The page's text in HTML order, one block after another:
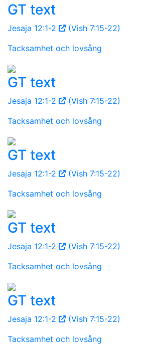
GT text
Jesaja 12:1-2
(Vish 7:15-22)
Tacksamhet och lovsång
GT text
Jesaja 12:1-2
(Vish 7:15-22)
Tacksamhet och lovsång
GT text
Jesaja 12:1-2
(Vish 7:15-22)
Tacksamhet och lovsång
GT text
Jesaja 12:1-2
(Vish 7:15-22)
Tacksamhet och lovsång
GT text
Jesaja 12:1-2
(Vish 7:15-22)
Tacksamhet och lovsång